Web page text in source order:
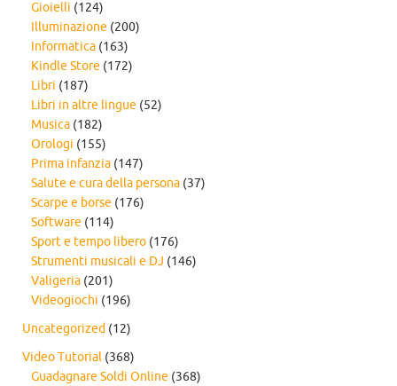
Gioielli (124)
Illuminazione (200)
Informatica (163)
Kindle Store (172)
Libri (187)
Libri in altre lingue (52)
Musica (182)
Orologi (155)
Prima infanzia (147)
Salute e cura della persona (37)
Scarpe e borse (176)
Software (114)
Sport e tempo libero (176)
Strumenti musicali e DJ (146)
Valigeria (201)
Videogiochi (196)
Uncategorized (12)
Video Tutorial (368)
Guadagnare Soldi Online (368)